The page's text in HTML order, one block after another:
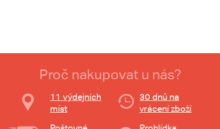
Proč nakupovat u nás?
11 výdejních
míst
30 dnů na
vrácení zboží